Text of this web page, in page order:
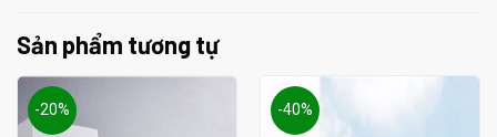
Sản phẩm tương tự
-20% -40%